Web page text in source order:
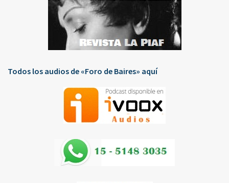
Todos los audios de «Foro de Baires» aquí